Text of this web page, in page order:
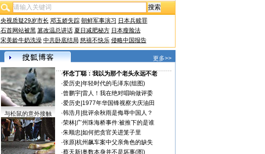
央视质疑29岁市长 邓玉娇失踪 朝鲜军事演习 日本兵赎罪
石首网站被黑 篡改温总讲话 夏日减肥秘方 日本瘦脸法
宋美龄牛奶洗澡 中共卧底结局 慈禧不快乐 侵略中国报告
更多>>
与松鼠的意外接触
·怀念丁聪：我以为那个老头永远不老
·爱历史 年轻时代的毛泽东(组图)
·曾鹏宇| 雷人！我在绝对唱响做评委
·爱历史 1977年华国锋视察大庆油田
·韩浩月 批评余秋雨是侮辱中国人？
·荣林| 广州珠海桥事件:被推下的是谁
·朱顺忠 如何把贪官关进笼子里
·张原| 杭州飙车案中父亲角色的缺失
·蔡天新| 奥数本身并不是坏事(图)